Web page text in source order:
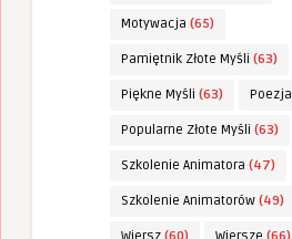
Motywacja (65)
Pamiętnik Złote Myśli (63)
Piękne Myśli (63) Poezja
Popularne Złote Myśli (63)
Szkolenie Animatora (47)
Szkolenie Animatorów (49)